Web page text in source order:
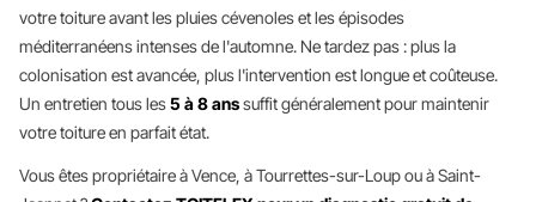
votre toiture avant les pluies cévenoles et les épisodes
méditerranéens intenses de l'automne. Ne tardez pas : plus la
colonisation est avancée, plus l'intervention est longue et coûteuse.
Un entretien tous les5 à 8 anssuffit généralement pour maintenir
votre toiture en parfait état.
Vous êtes propriétaire à Vence, à Tourrettes-sur-Loup ou à Saint-